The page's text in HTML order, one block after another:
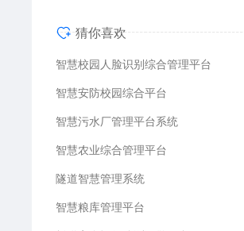
猜你喜欢
智慧校园人脸识别综合管理平台
智慧安防校园综合平台
智慧污水厂管理平台系统
智慧农业综合管理平台
隧道智慧管理系统
智慧粮库管理平台